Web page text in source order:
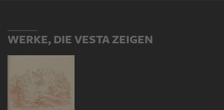
WERKE, DIE VESTA ZEIGEN